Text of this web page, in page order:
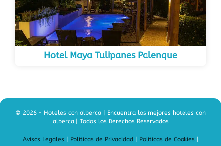
Hotel Maya Tulipanes Palenque
© 2026 - Hoteles con alberca | Encuentra los mejores hoteles con
alberca | Todos los Derechos Reservados
Avisos Legales | Políticas de Privacidad| Políticas de Cookies |